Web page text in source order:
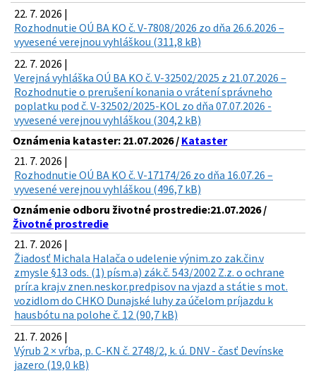
22. 7. 2026 |
Rozhodnutie OÚ BA KO č. V-7808/2026 zo dňa 26.6.2026 –
vyvesené verejnou vyhláškou (311,8 kB)
22. 7. 2026 |
Verejná vyhláška OÚ BA KO č. V-32502/2025 z 21.07.2026 –
Rozhodnutie o prerušení konania o vrátení správneho
poplatku pod č. V-32502/2025-KOL zo dňa 07.07.2026 -
vyvesené verejnou vyhláškou (304,2 kB)
Oznámenia kataster: 21.07.2026 / Kataster
21. 7. 2026 |
Rozhodnutie OÚ BA KO č. V-17174/26 zo dňa 16.07.26 –
vyvesené verejnou vyhláškou (496,7 kB)
Oznámenie odboru životné prostredie:21.07.2026 /
Životné prostredie
21. 7. 2026 |
Žiadosť Michala Halača o udelenie výnim.zo zak.čin.v
zmysle §13 ods. (1) písm.a) zák.č. 543/2002 Z.z. o ochrane
prír.a kraj.v znen.neskor.predpisov na vjazd a státie s mot.
vozidlom do CHKO Dunajské luhy za účelom príjazdu k
hausbótu na polohe č. 12 (90,7 kB)
21. 7. 2026 |
Výrub 2 × vŕba, p. C-KN č. 2748/2, k. ú. DNV - časť Devínske
jazero (19,0 kB)